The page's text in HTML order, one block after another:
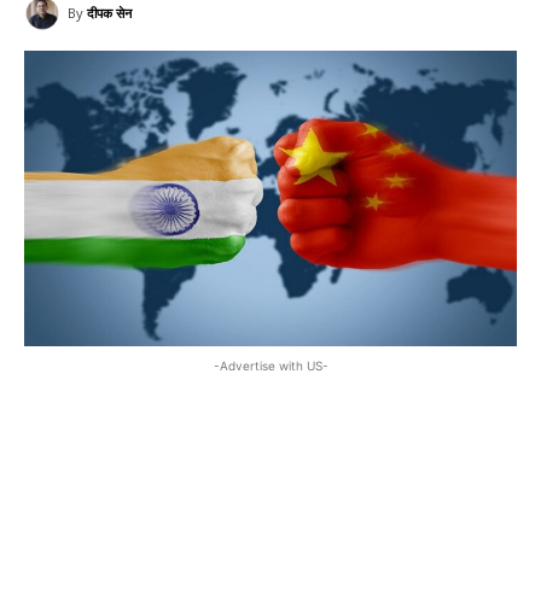
By दीपक सेन
-Advertise with US-